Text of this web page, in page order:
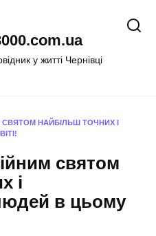
у житті Чернівці
СВЯТОМ НАЙБІЛЬШ ТОЧНИХ І
святом
і
в цьому